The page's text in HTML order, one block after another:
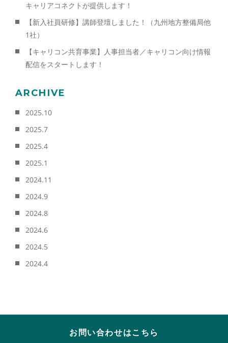
キャリアコネクトが提供します！
【新入社員研修】講師登壇しました！（九州地方整備局他
1社）
【キャリコン共育事業】人事担当者／キャリコン向け情報
配信をスタートします！
ARCHIVE
2025.10
2025.7
2025.4
2025.1
2024.11
2024.9
2024.8
2024.6
2024.5
2024.4
お問い合わせはこちら